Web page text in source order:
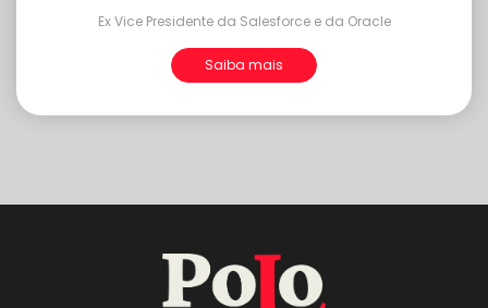
Ex Vice Presidente da Salesforce e da Oracle
Saiba mais